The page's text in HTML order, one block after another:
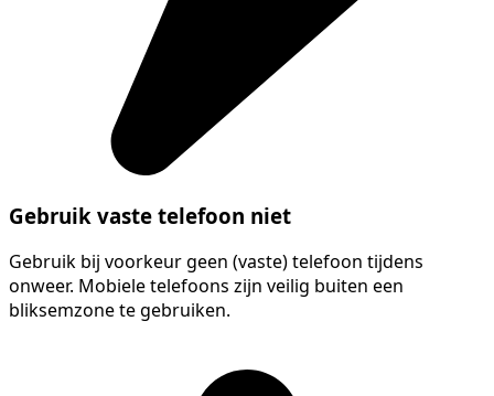
Gebruik vaste telefoon niet
Gebruik bij voorkeur geen (vaste) telefoon tijdens
onweer. Mobiele telefoons zijn veilig buiten een
bliksemzone te gebruiken.